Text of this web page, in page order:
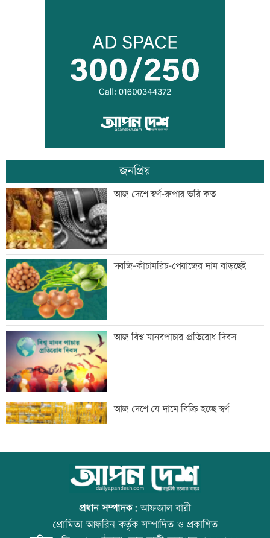
তনু হত্যার আসামি সাবেক সেনাসদস্য
হাফিজুরকে আত্মসমর্পণের নির্দেশ
দুদকের মামলায় ঢাকা ব্যাংকের ৪ কর্মকর্তার
কারাদণ্ড
জিয়াউর রহমান দেশে প্রথম সবুজ বিপ্লবের
ডাক দিয়েছিলেন: পরিবেশমন্ত্রী
প্রথম শ্রেণিতে ভর্তি লটারিতে
মেঘনার ভাঙনরোধে জিও ব্যাগ প্রকল্পে
অনিয়ম, এলাকাবাসীর মানববন্ধন
বাংলাদেশি পাঁচ হাজার কৃষি শ্রমিক নেবে
ওমান
স্বর্ণ খাতকে আনুষ্ঠানিক কাঠামোয় আনছে
সরকার, মতামত চাইল মন্ত্রণালয়
জনপ্রিয়
আজ দেশে স্বর্ণ-রুপার ভরি কত
সবজি-কাঁচামরিচ-পেয়াজের দাম বাড়ছেই
আজ বিশ্ব মানবপাচার প্রতিরোধ দিবস
আজ দেশে যে দামে বিক্রি হচ্ছে স্বর্ণ
আজ বিশ্ব বন্ধু দিবস
প্রধান সম্পাদক:আফজাল বারী
প্রোমিতা আফরিন কর্তৃক সম্পাদিত ও প্রকাশিত